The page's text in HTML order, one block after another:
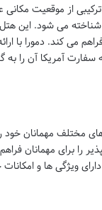
از موقعیت
می شود. این هتل
می کند. دمورا با
آمریکا آن را به
مختلف مهمانان خود
را برای مهمانان
ویژگی ها و